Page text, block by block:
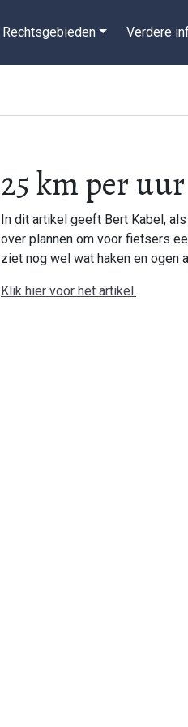
Rechtsgebieden Verdere
25 km per uur
In dit artikel geeft Bert Kabel,
over plannen om voor fietsers
ziet nog wel wat haken en ogen
Klik hier voor het artikel.